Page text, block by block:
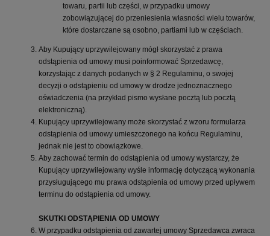
towaru, partii lub części, w przypadku umowy
zobowiązującej do przeniesienia własności wielu towarów,
które dostarczane są osobno, partiami lub w częściach.
Aby Kupujący uprzywilejowany mógł skorzystać z prawa
odstąpienia od umowy musi poinformować Sprzedawcę,
korzystając z danych podanych w § 2 Regulaminu, o swojej
decyzji o odstąpieniu od umowy w drodze jednoznacznego
oświadczenia (na przykład pismo wysłane pocztą lub pocztą
elektroniczną).
Kupujący uprzywilejowany może skorzystać z wzoru formularza
odstąpienia od umowy umieszczonego na końcu Regulaminu,
jednak nie jest to obowiązkowe.
Aby zachować termin do odstąpienia od umowy wystarczy, że
Kupujący uprzywilejowany wyśle informację dotyczącą wykonania
przysługującego mu prawa odstąpienia od umowy przed upływem
terminu do odstąpienia od umowy.
SKUTKI ODSTĄPIENIA OD UMOWY
W przypadku odstąpienia od zawartej umowy Sprzedawca zwraca